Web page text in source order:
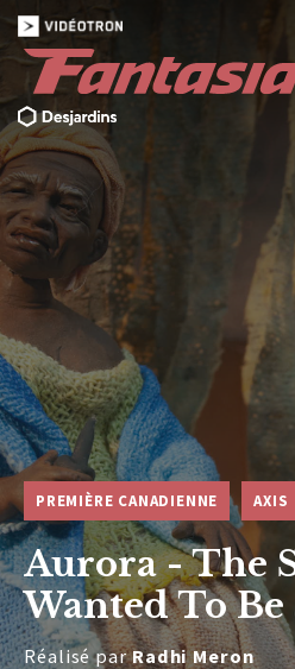
PREMIÈRE CANADIENNE AXIS
Aurora - The
Wanted To
Réalisé parRadhi Meron